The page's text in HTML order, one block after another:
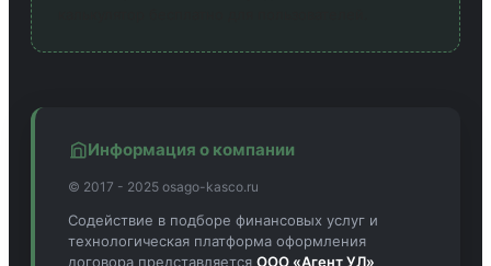
Информация о компании
© 2017 - 2025 osago-kasco.ru
Содействие в подборе финансовых услуг и
технологическая платформа оформления
договора представляется ООО «Агент УЛ»